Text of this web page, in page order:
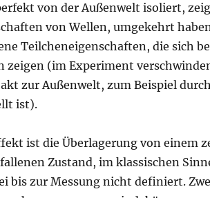
von der Außenwelt isoliert,
von Wellen, umgekehrt
Teilcheneigenschaften, die sich
zeigen (im Experiment
zur Außenwelt, zum Beispiel
ist).
ist die Überlagerung von einem
Zustand, im klassischen
bis zur Messung nicht definiert.